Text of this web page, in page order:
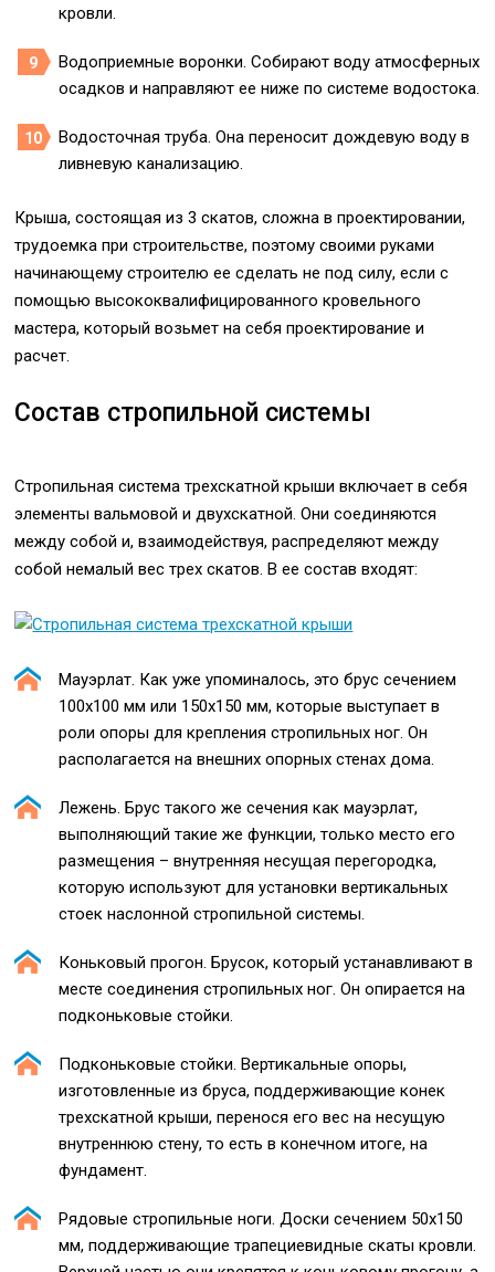
кровли.
Водоприемные воронки. Собирают воду атмосферных
осадков и направляют ее ниже по системе водостока.
Водосточная труба. Она переносит дождевую воду в
ливневую канализацию.
Крыша, состоящая из 3 скатов, сложна в проектировании,
трудоемка при строительстве, поэтому своими руками
начинающему строителю ее сделать не под силу, если с
помощью высококвалифицированного кровельного
мастера, который возьмет на себя проектирование и
расчет.
Состав стропильной системы
Стропильная система трехскатной крыши включает в себя
элементы вальмовой и двухскатной. Они соединяются
между собой и, взаимодействуя, распределяют между
собой немалый вес трех скатов. В ее состав входят:
Мауэрлат. Как уже упоминалось, это брус сечением
100х100 мм или 150х150 мм, которые выступает в
роли опоры для крепления стропильных ног. Он
располагается на внешних опорных стенах дома.
Лежень. Брус такого же сечения как мауэрлат,
выполняющий такие же функции, только место его
размещения – внутренняя несущая перегородка,
которую используют для установки вертикальных
стоек наслонной стропильной системы.
Коньковый прогон. Брусок, который устанавливают в
месте соединения стропильных ног. Он опирается на
подконьковые стойки.
Подконьковые стойки. Вертикальные опоры,
изготовленные из бруса, поддерживающие конек
трехскатной крыши, перенося его вес на несущую
внутреннюю стену, то есть в конечном итоге, на
фундамент.
Рядовые стропильные ноги. Доски сечением 50х150
мм, поддерживающие трапециевидные скаты кровли.